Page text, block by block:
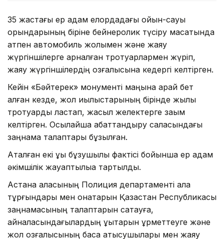
35 жастағы ер адам елордадағы ойын-сауық
орындарының біріне бейнеролик түсіру мақсатында
атпен автомобиль жолымен және жаяу
жүргіншілерге арналған тротуарлармен жүріп,
жаяу жүргіншілердің қозғалысына кедергі келтірген.
Кейін «Бәйтерек» монументі маңына қарай бет
алған кезде, жол қиылыстарының бірінде жылқы
тротуарды ластап, жасыл желектерге зақым
келтірген. Осылайша абаттандыру саласындағы
заңнама талаптары бұзылған.
Аталған екі құқық бұзушылық фактісі бойынша ер адам
әкімшілік жауаптылыққа тартылды.
Астана қаласының Полиция департаменті қала
тұрғындары мен қонақтарын Қазақстан Республикасы
заңнамасының талаптарын сақтауға,
айналасындағылардың құқықтарын құрметтеуге және
жол қозғалысының басқа қатысушылары мен жаяу